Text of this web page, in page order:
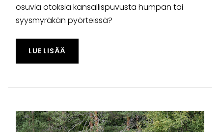
osuvia otoksia kansallispuvusta humpan tai
syysmyräkän pyörteissä?
LUE LISÄÄ